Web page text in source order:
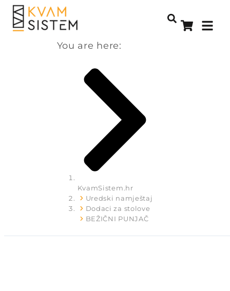
You are here:
KvamSistem.hr
Uredski namještaj
Dodaci za stolove
BEŽIČNI PUNJAČ